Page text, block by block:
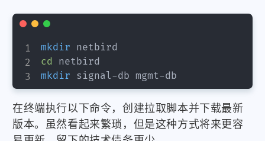
mkdir
cd
mkdir
在终端执行以下命令，创建拉取脚本并下载最新
版本。虽然看起来繁琐，但是这种方式将来更容